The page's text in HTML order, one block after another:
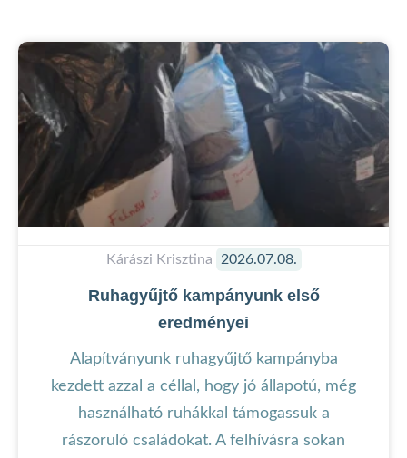
Ruhagyűjtő kampányunk első
eredményei
Alapítványunk ruhagyűjtő kampányba
kezdett azzal a céllal, hogy jó állapotú, még
használható ruhákkal támogassuk a
rászoruló családokat. A felhívásra sokan
Kárászi Krisztina 2026.07.08.